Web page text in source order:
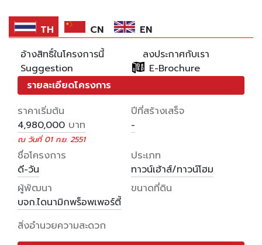
TH
CN
EN
อ้างสิทธิ์ในโครงการนี้
ลงประกาศกับเรา
Suggestion
E-Brochure
รายละเอียดโครงการ
ราคาเริ่มต้น
4,980,000 บาท
ณ วันที่ 01 ก.ย. 2551
ปีที่สร้างเสร็จ
-
ชื่อโครงการ
ดี-วัน
ประเภท
ทาวน์เฮ้าส์/ทาวน์โฮม
ผู้พัฒนา
บจก.ไดนามิกพร็อพเพอร์ตี้
ขนาดที่ดิน
สิ่งอำนวยความสะดวก